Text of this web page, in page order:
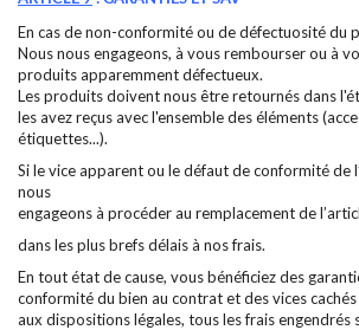
En cas de non-conformité ou de défectuosité du
Nous nous engageons, à vous rembourser ou à
produits apparemment défectueux.
Les produits doivent nous être retournés dans
les avez reçus avec l'ensemble des éléments
étiquettes...).
Si le vice apparent ou le défaut de conformité de
nous
engageons à procéder au remplacement de
dans les plus brefs délais à nos frais.
En tout état de cause, vous bénéficiez des
conformité du bien au contrat et des vices
aux dispositions légales, tous les frais engendrés